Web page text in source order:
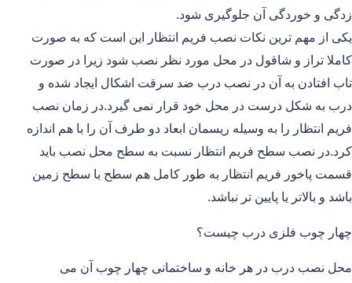
زدگی و خوردگی آن جلوگیری شود.
یکی از مهم ترین نکات نصب فریم انتظار این است که به صورت
کاملا تراز و شاقول در محل مورد نظر نصب شود زیرا در صورت
تاب افتادن به آن در نصب درب ضد سرقت اشکال ایجاد شده و
درب به شکل درست در محل خود قرار نمی گیرد.در زمان نصب
فریم انتظار را به وسیله ریسمان ابعاد دو طرف آن را با هم اندازه
کرد.در نصب سطح فریم انتظار نسبت به سطح محل نصب باید
قسمت پاخور فریم انتظار به طور کامل هم سطح با سطح زمین
باشد و بالاتر یا پایین تر نباشد.
چهار چوب فلزی درب چیست؟
محل نصب درب در هر خانه و ساختمانی چهار چوب آن می